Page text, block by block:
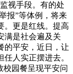
视手段。有的处
报”等体例，将来
。更是红线。提高
满是社会遍及关
的平安，近日，让
人实正摆进去。
校园餐呈现平安问